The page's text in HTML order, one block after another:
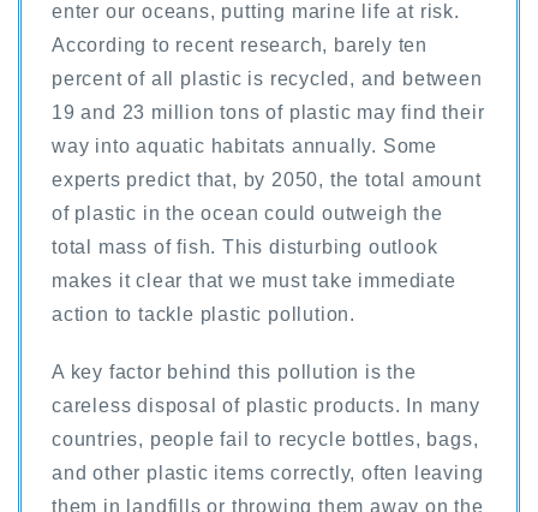
enter our oceans, putting marine life at risk.
According to recent research, barely ten
percent of all plastic is recycled, and between
19 and 23 million tons of plastic may find their
way into aquatic habitats annually. Some
experts predict that, by 2050, the total amount
of plastic in the ocean could outweigh the
total mass of fish. This disturbing outlook
makes it clear that we must take immediate
action to tackle plastic pollution.
A key factor behind this pollution is the
careless disposal of plastic products. In many
countries, people fail to recycle bottles, bags,
and other plastic items correctly, often leaving
them in landfills or throwing them away on the